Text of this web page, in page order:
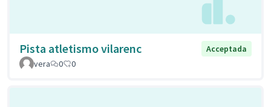
Pista atletismo vilarenc
Acceptada
vera
0 0